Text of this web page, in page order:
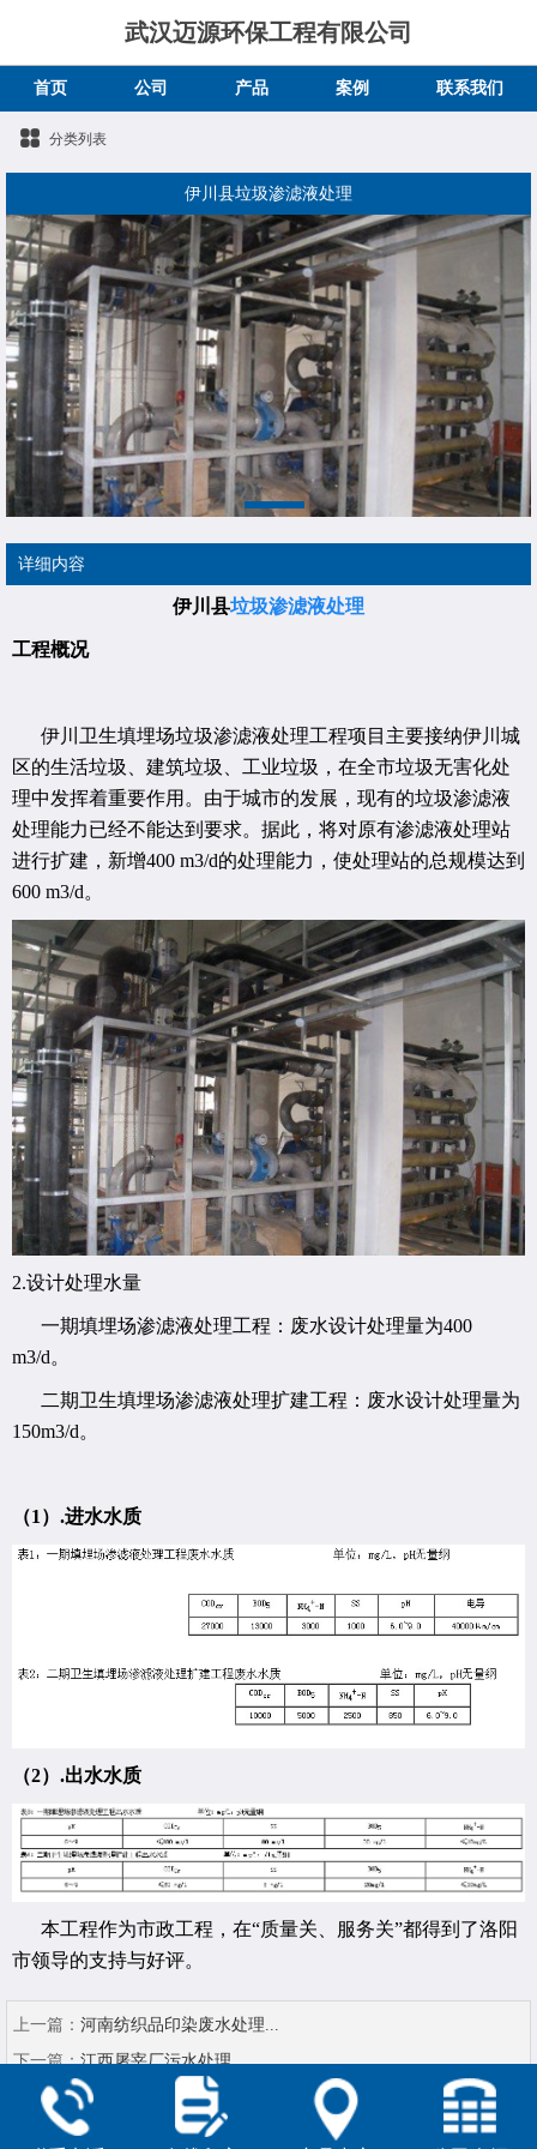
武汉迈源环保工程有限公司
首页 公司 产品 案例 联系我们
分类列表
伊川县垃圾渗滤液处理
详细内容
伊川县垃圾渗滤液处理
工程概况
伊川卫生填埋场垃圾渗滤液处理工程项目主要接纳伊川城
区的生活垃圾、建筑垃圾、工业垃圾，在全市垃圾无害化处
理中发挥着重要作用。由于城市的发展，现有的垃圾渗滤液
处理能力已经不能达到要求。据此，将对原有渗滤液处理站
进行扩建，新增400 m3/d的处理能力，使处理站的总规模达到
600 m3/d。
2.设计处理水量
一期填埋场渗滤液处理工程：废水设计处理量为400
m3/d。
二期卫生填埋场渗滤液处理扩建工程：废水设计处理量为
150m3/d。
（1）.进水水质
（2）.出水水质
本工程作为市政工程，在“质量关、服务关”都得到了洛阳
市领导的支持与好评。
上一篇： 河南纺织品印染废水处理...
下一篇：江西屠宰厂污水处理